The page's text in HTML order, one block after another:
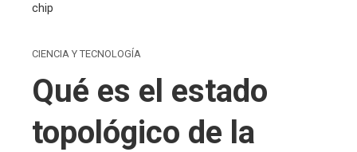
chip
CIENCIA Y TECNOLOGÍA
Qué es el estado
topológico de la